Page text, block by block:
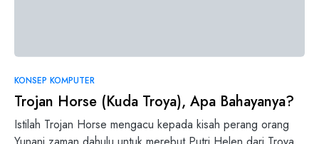
KONSEP KOMPUTER
Trojan Horse (Kuda Troya), Apa Bahayanya?
Istilah Trojan Horse mengacu kepada kisah perang orang